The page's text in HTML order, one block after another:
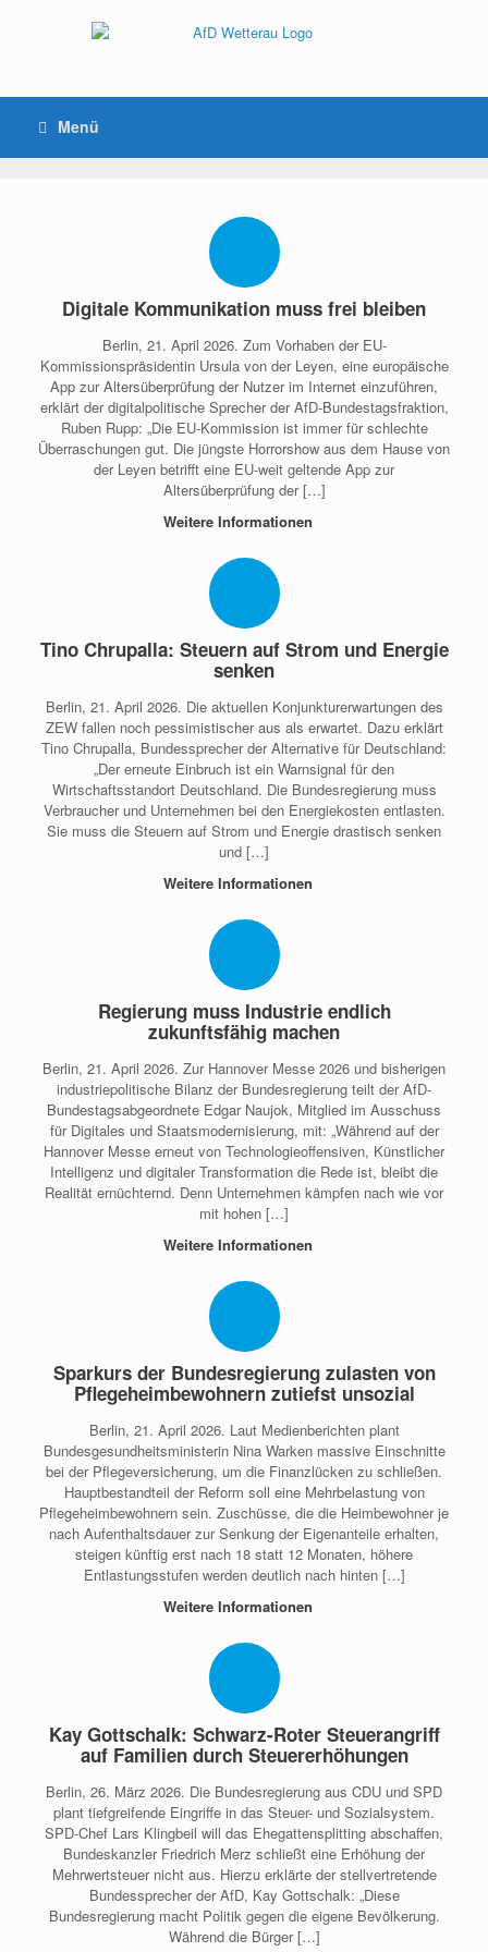
Menü
Digitale Kommunikation muss frei bleiben
Berlin, 21. April 2026. Zum Vorhaben der EU-
Kommissionspräsidentin Ursula von der Leyen, eine europäische
App zur Altersüberprüfung der Nutzer im Internet einzuführen,
erklärt der digitalpolitische Sprecher der AfD-Bundestagsfraktion,
Ruben Rupp: „Die EU-Kommission ist immer für schlechte
Überraschungen gut. Die jüngste Horrorshow aus dem Hause von
der Leyen betrifft eine EU-weit geltende App zur
Altersüberprüfung der […]
Weitere Informationen
Tino Chrupalla: Steuern auf Strom und Energie
senken
Berlin, 21. April 2026. Die aktuellen Konjunkturerwartungen des
ZEW fallen noch pessimistischer aus als erwartet. Dazu erklärt
Tino Chrupalla, Bundessprecher der Alternative für Deutschland:
„Der erneute Einbruch ist ein Warnsignal für den
Wirtschaftsstandort Deutschland. Die Bundesregierung muss
Verbraucher und Unternehmen bei den Energiekosten entlasten.
Sie muss die Steuern auf Strom und Energie drastisch senken
und […]
Weitere Informationen
Regierung muss Industrie endlich
zukunftsfähig machen
Berlin, 21. April 2026. Zur Hannover Messe 2026 und bisherigen
industriepolitische Bilanz der Bundesregierung teilt der AfD-
Bundestagsabgeordnete Edgar Naujok, Mitglied im Ausschuss
für Digitales und Staatsmodernisierung, mit: „Während auf der
Hannover Messe erneut von Technologieoffensiven, Künstlicher
Intelligenz und digitaler Transformation die Rede ist, bleibt die
Realität ernüchternd. Denn Unternehmen kämpfen nach wie vor
mit hohen […]
Weitere Informationen
Sparkurs der Bundesregierung zulasten von
Pflegeheimbewohnern zutiefst unsozial
Berlin, 21. April 2026. Laut Medienberichten plant
Bundesgesundheitsministerin Nina Warken massive Einschnitte
bei der Pflegeversicherung, um die Finanzlücken zu schließen.
Hauptbestandteil der Reform soll eine Mehrbelastung von
Pflegeheimbewohnern sein. Zuschüsse, die die Heimbewohner je
nach Aufenthaltsdauer zur Senkung der Eigenanteile erhalten,
steigen künftig erst nach 18 statt 12 Monaten, höhere
Entlastungsstufen werden deutlich nach hinten […]
Weitere Informationen
Kay Gottschalk: Schwarz-Roter Steuerangriff
auf Familien durch Steuererhöhungen
Berlin, 26. März 2026. Die Bundesregierung aus CDU und SPD
plant tiefgreifende Eingriffe in das Steuer- und Sozialsystem.
SPD-Chef Lars Klingbeil will das Ehegattensplitting abschaffen,
Bundeskanzler Friedrich Merz schließt eine Erhöhung der
Mehrwertsteuer nicht aus. Hierzu erklärte der stellvertretende
Bundessprecher der AfD, Kay Gottschalk: „Diese
Bundesregierung macht Politik gegen die eigene Bevölkerung.
Während die Bürger […]